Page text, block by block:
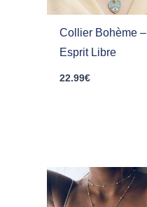
Collier Bohème –
Esprit Libre
22.99€